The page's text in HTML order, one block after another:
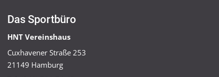
Das Sportbüro
HNT Vereinshaus
Cuxhavener Straße 253
21149 Hamburg